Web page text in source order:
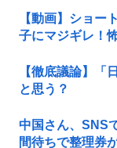
【動画】ショー
子にマジギレ！
【徹底議論】
と思う？
中国さん、SNS
間待ちで整理券